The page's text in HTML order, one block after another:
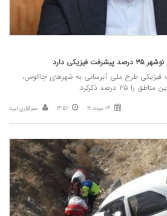
دارد
فیزیکی طرح ملی آبرسانی به شهرهای چاالوس،
04 مرداد 19 14:52 خبرگزاری ایرنا